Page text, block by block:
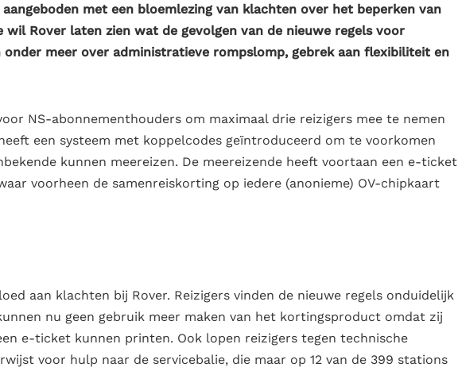
aangeboden met een bloemlezing van klachten over het beperken van
wil Rover laten zien wat de gevolgen van de nieuwe regels voor
onder meer over administratieve rompslomp, gebrek aan flexibiliteit en
NS-abonnementhouders om maximaal drie reizigers mee te nemen
een systeem met koppelcodes geïntroduceerd om te voorkomen
kunnen meereizen. De meereizende heeft voortaan een e-ticket
voorheen de samenreiskorting op iedere (anonieme) OV-chipkaart
aan klachten bij Rover. Reizigers vinden de nieuwe regels onduidelijk
nu geen gebruik meer maken van het kortingsproduct omdat zij
e-ticket kunnen printen. Ook lopen reizigers tegen technische
voor hulp naar de servicebalie, die maar op 12 van de 399 stations